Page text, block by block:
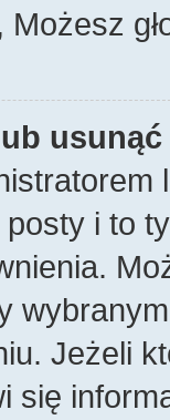
i to
Jeżeli
się